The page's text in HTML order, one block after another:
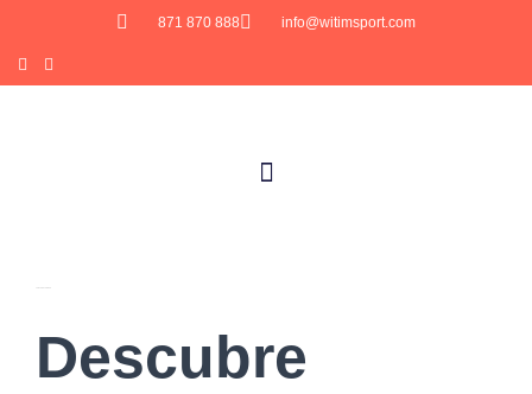
871 870 888 info@witimsport.com
Descubre